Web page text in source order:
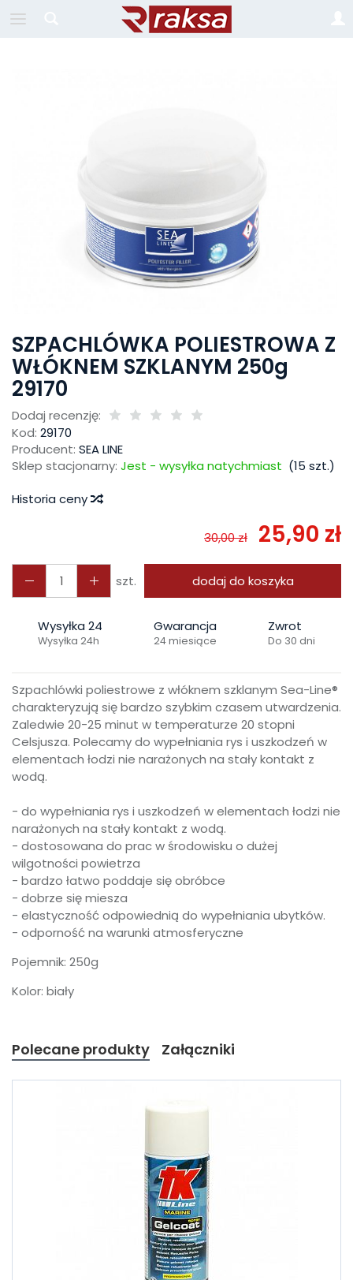
SZPACHLÓWKA POLIESTROWA Z
WŁÓKNEM SZKLANYM 250g
29170
Dodaj recenzję:
Kod: 29170
Producent: SEA LINE
Sklep stacjonarny: Jest - wysyłka natychmiast (15 szt.)
Historia ceny
30,00 zł 25,90 zł
szt. dodaj do koszyka
Wysyłka 24
Wysyłka 24h
Gwarancja
24 miesiące
Zwrot
Do 30 dni
Szpachlówki poliestrowe z włóknem szklanym Sea-Line®
charakteryzują się bardzo szybkim czasem utwardzenia.
Zaledwie 20-25 minut w temperaturze 20 stopni
Celsjusza. Polecamy do wypełniania rys i uszkodzeń w
elementach łodzi nie narażonych na stały kontakt z
wodą.
- do wypełniania rys i uszkodzeń w elementach łodzi nie
narażonych na stały kontakt z wodą.
- dostosowana do prac w środowisku o dużej
wilgotności powietrza
- bardzo łatwo poddaje się obróbce
- dobrze się miesza
- elastyczność odpowiednią do wypełniania ubytków.
- odporność na warunki atmosferyczne
Pojemnik: 250g
Kolor: biały
Polecane produkty Załączniki